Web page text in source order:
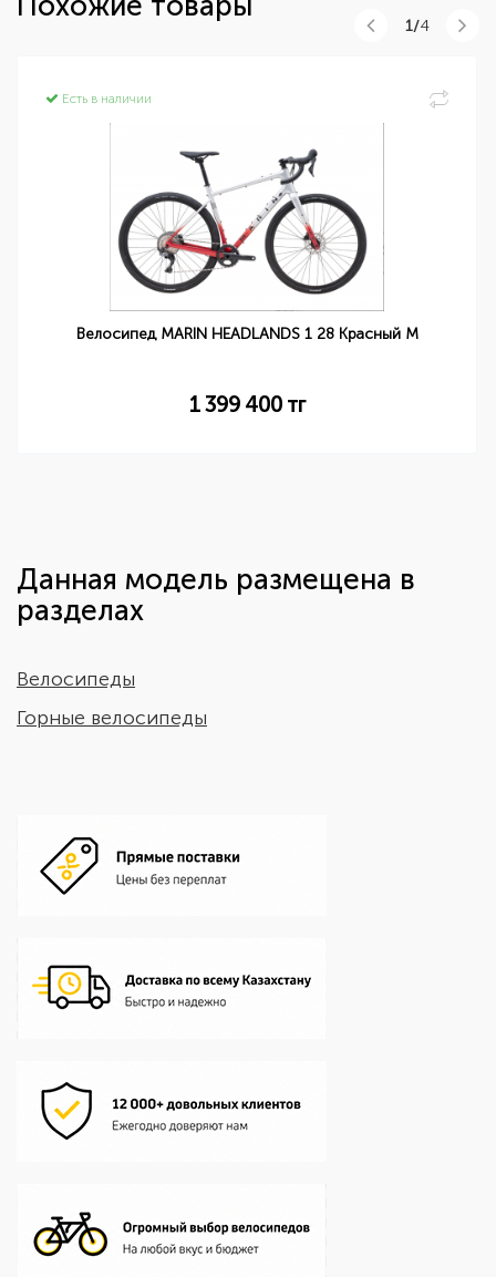
Есть в наличии
Велосипед MARIN HEADLANDS 1 28 Красный М
1 399 400тг
1/4
Данная модель размещена в
разделах
Велосипеды
Горные велосипеды